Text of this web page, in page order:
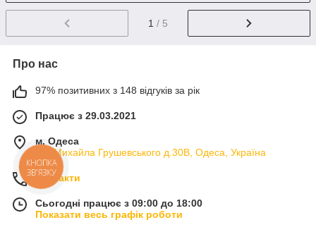
1 / 5
Про нас
97% позитивних з 148 відгуків за рік
Працює з 29.03.2021
м. Одеса
вул.Михайла Грушевського д.30В, Одеса, Україна
Контакти
Сьогодні працює з 09:00 до 18:00
Показати весь графік роботи
КНОПКА
ЗВ'ЯЗКУ